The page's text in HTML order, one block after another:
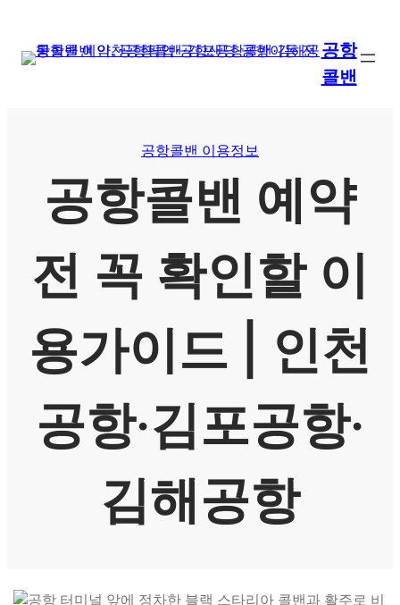
공항
콜밴
공항콜밴 이용정보
공항콜밴 예약
전 꼭 확인할 이
용가이드 | 인천
공항·김포공항·
김해공항